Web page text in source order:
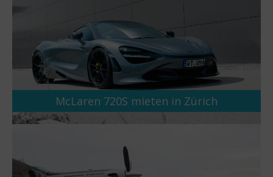
McLaren 720S mieten in Zürich